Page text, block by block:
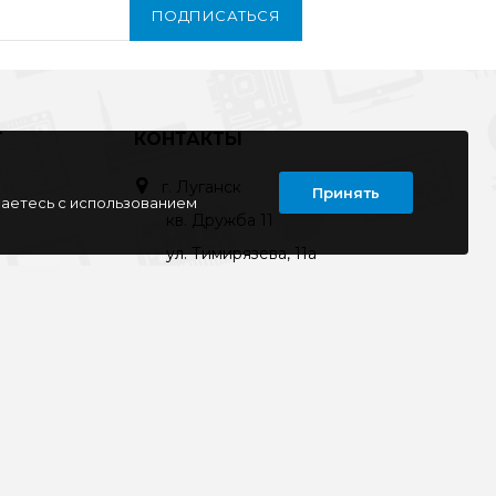
ПОДПИСАТЬСЯ
КОНТАКТЫ
г. Луганск
кв. Дружба 11
ул. Тимирязева, 11а
с использованием
Принять